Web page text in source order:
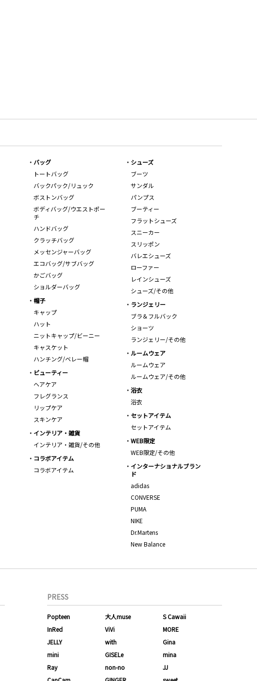
バッグ
トートバッグ
バックパック/リュック
ボストンバッグ
ボディバッグ/ウエストポー
チ
ハンドバッグ
クラッチバッグ
メッセンジャーバッグ
エコバッグ/サブバッグ
かごバッグ
ショルダーバッグ
シューズ
ブーツ
サンダル
パンプス
ブーティー
フラットシューズ
スニーカー
スリッポン
バレエシューズ
ローファー
レインシューズ
シューズ/その他
帽子
キャップ
ハット
ニットキャップ/ビーニー
キャスケット
ハンチング/ベレー帽
ランジェリー
ブラ＆フルバック
ショーツ
ランジェリー/その他
ルームウェア
ルームウェア
ルームウェア/その他
ビューティー
ヘアケア
フレグランス
リップケア
スキンケア
浴衣
浴衣
セットアイテム
セットアイテム
インテリア・雑貨
インテリア・雑貨/その他
WEB限定
WEB限定/その他
コラボアイテム
コラボアイテム
インターナショナルブラン
ド
adidas
CONVERSE
PUMA
NIKE
Dr.Martens
New Balance
PRESS
Popteen 大人muse
S Cawaii
InRed
ViVi
MORE
JELLY
with
Gina
mini
GISELe
mina
Ray
non-no
JJ